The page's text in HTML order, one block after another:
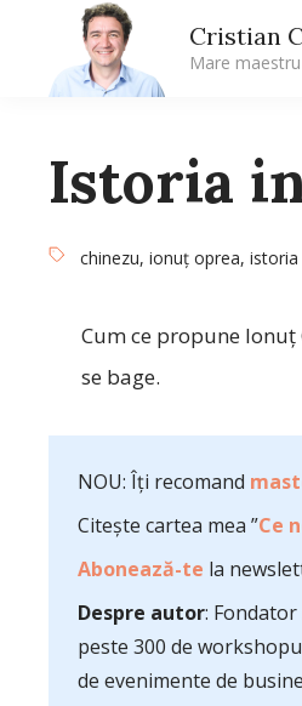
Cristian
Mare
Istoria
chinezu, ionuţ oprea, istoria
Cum ce propune
se bage.
NOU: Îți recomand
Citește cartea mea ”Ce
Abonează-te la
Despre autor:
peste 300 de
de evenimente de